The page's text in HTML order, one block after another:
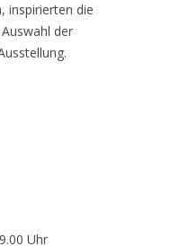
inspirierten die
der
Uhr